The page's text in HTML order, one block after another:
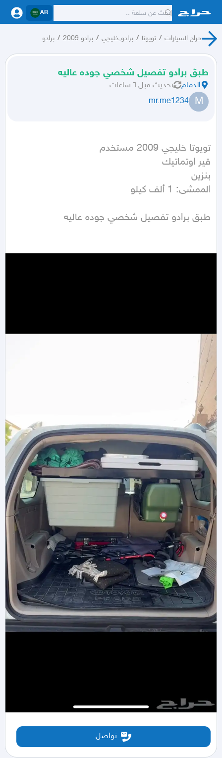
AR
حراج السيارات / تويوتا / برادو,خليجي / برادو 2009 / برادو
طبق برادو تفصيل شخصي جوده عاليه
الدمام تحديث قبل ٦ ساعات
M
mr.me1234
الممشى: 1 ألف كيلو
طبق برادو تفصيل شخصي جوده عاليه
تواصل